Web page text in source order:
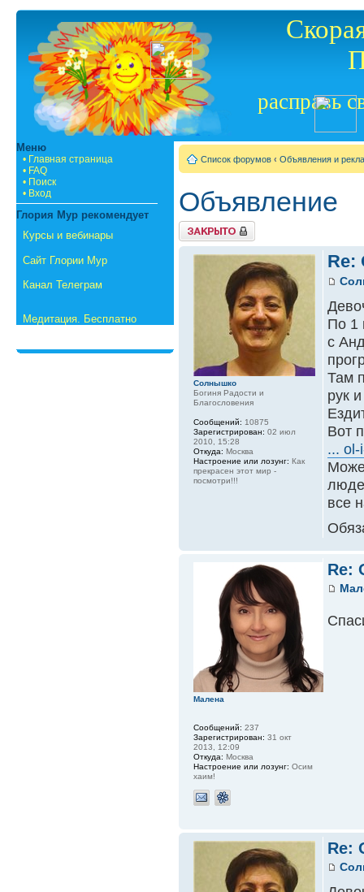
расправь
Меню
• Главная страница
• FAQ
• Поиск
• Вход
Глория Мур рекомендует
Курсы и вебинары
Сайт Глории Мур
Канал Телеграм
Медитация. Бесплатно
Список форумов ‹ Объявления и
Объявление
{
TOPIC_LOCKED_SHORT
}
Re:
По 1
с
Там
рук
Вот
... ol-
все
Солнышко
Богиня Радости и
Благословения
Сообщений: 10875
Зарегистрирован: 02 июл
2010, 15:28
Откуда: Москва
Настроение или лозунг: Как
прекрасен этот мир -
посмотри!!!
Re:
Малена
Сообщений: 237
Зарегистрирован: 31 окт
2013, 12:09
Откуда: Москва
Настроение или лозунг: Осим
хаим!
Re: